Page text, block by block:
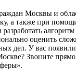
Москвы и
а также при
оценить
дел. У вас
Звоните прямо